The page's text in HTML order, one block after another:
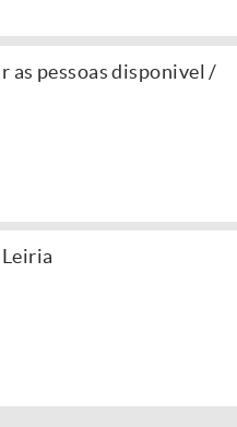
as pessoas disponivel /